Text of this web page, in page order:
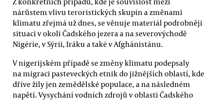
nárůstem vlivu teroristických skupin a změnami
klimatu zřejmá už dnes, se věnuje materiál podrobněji
situaci v okolí Čadského jezera a na severovýchodě
Nigérie, v Sýrii, Iráku a také v Afghánistánu.
V nigerijském případě se změny klimatu podepsaly
na migraci pasteveckých etnik do jižnějších oblastí, kde
dříve žily jen zemědělské populace, a na následném
napětí. Vysychání vodních zdrojů v oblasti Čadského